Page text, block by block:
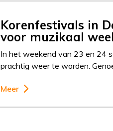
Korenfestivals in
voor muzikaal
In het weekend van 23 en 24
prachtig weer te worden.
Meer